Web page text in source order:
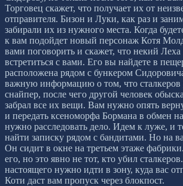
Торговец скажет, что получает их от
отправителя. Бизон и Луки, как раз и
забирали их из нужного места. Когда
к вам подойдет новый персонаж Котя
вами поговорить и скажет, что некий
встретиться с вами. Его вы найдете в
расположена рядом с бункером
важную информацию о том, что
снайпер, после чего другой человек
забрал все их вещи. Вам нужно опять
и передать ксеноморфа Бормана в обмен
нужно расследовать дело. Идем к луже, и
найти записку рядом с бандитами. Но на
Он сидит в окне на третьем этаже
его, но это явно не тот, кто убил
настоящего нужно идти в зону, куда вас
Коти даст вам пропуск через блокпост.